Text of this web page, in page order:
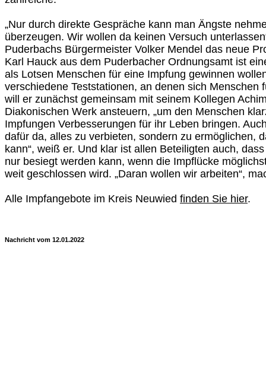
„Nur durch direkte Gespräche kann man Ängste
überzeugen. Wir wollen da keinen Versuch
Puderbachs Bürgermeister Volker Mendel das neue
Karl Hauck aus dem Puderbacher Ordnungsamt ist
als Lotsen Menschen für eine Impfung gewinnen
verschiedene Teststationen, an denen sich Menschen
will er zunächst gemeinsam mit seinem Kollegen
Diakonischen Werk ansteuern, „um den Menschen
Impfungen Verbesserungen für ihr Leben bringen.
dafür da, alles zu verbieten, sondern zu ermöglichen,
kann“, weiß er. Und klar ist allen Beteiligten auch,
nur besiegt werden kann, wenn die Impflücke
weit geschlossen wird. „Daran wollen wir arbeiten“,
Alle Impfangebote im Kreis Neuwied finden Sie hier.
Nachricht vom 12.01.2022